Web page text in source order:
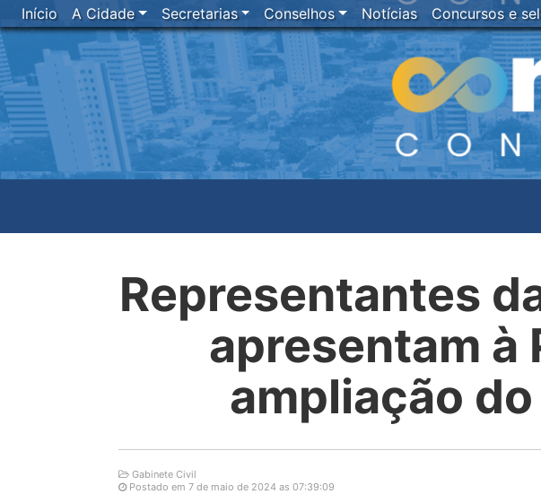
Início A Cidade Secretarias Conselhos Notícias Concursos e
Representantes
apresentam à
ampliação
Gabinete Civil
Postado em 7 de maio de 2024 as 07:39:09